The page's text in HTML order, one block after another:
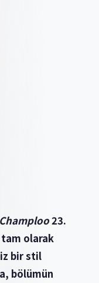
23.
olarak
bir stil
bölümün